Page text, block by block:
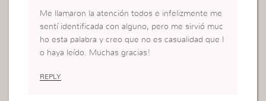
Me llamaron la atención todos e infelizmente me
sentí identificada con alguno, pero me sirvió muc
ho esta palabra y creo que no es casualidad que l
o haya leído. Muchas gracias!
REPLY